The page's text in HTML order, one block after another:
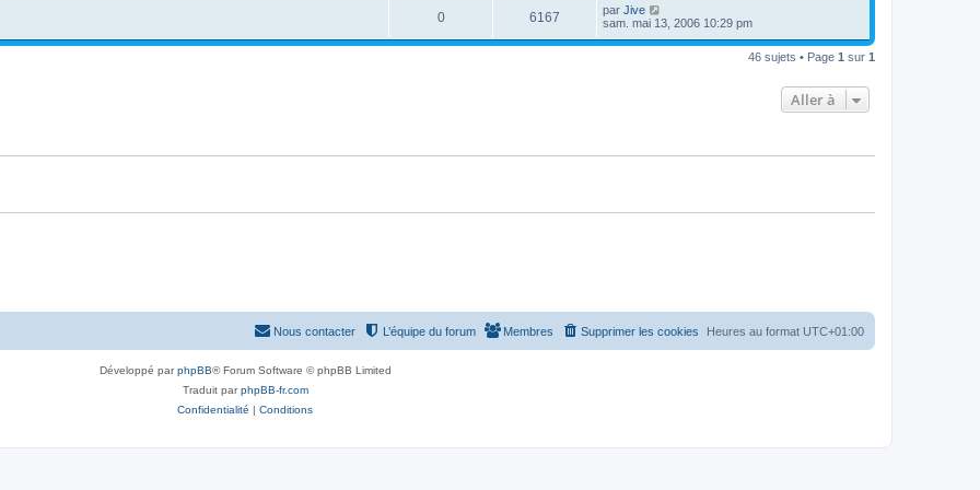
s
s
s
a
g
e
o
n
m
e
s
s
i
e
r
0R
é
s
s
6167
u
D
e
n
a
par Jive
sam. mai 13, 2006 10:29 pm
46 sujets • Page 1 sur 1
Aller à
Heures au format UTC+01:00
Supprimer les cookies
Membres
L’équipe du forum
Nous contacter
Développé parphpBB® Forum Software © phpBB Limited
Traduit parphpBB-fr.com
Confidentialité | Conditions